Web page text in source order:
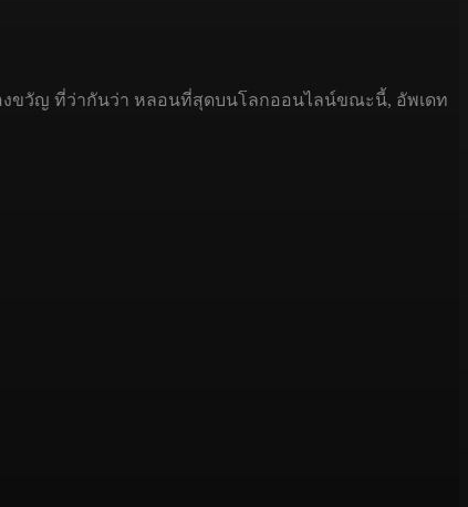
องขวัญ ที่ว่ากันว่า หลอนที่สุดบนโลกออนไลน์ขณะนี้, อัพเดท